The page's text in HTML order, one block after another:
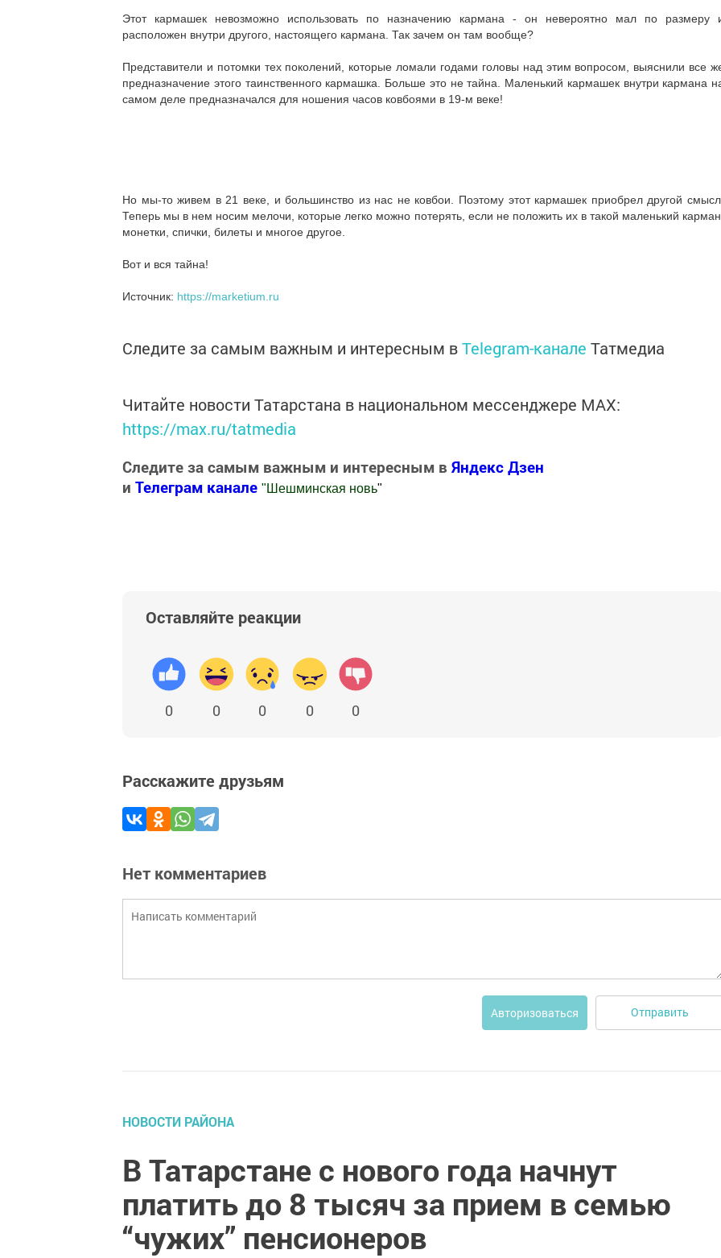
Этот кармашек невозможно использовать по назначению кармана - он невероятно мал по размеру
расположен внутри другого, настоящего кармана. Так зачем он там вообще?
Представители и потомки тех поколений, которые ломали годами головы над этим вопросом, выяснили все
предназначение этого таинственного кармашка. Больше это не тайна. Маленький кармашек внутри кармана
самом деле предназначался для ношения часов ковбоями в 19-м веке!
Но мы-то живем в 21 веке, и большинство из нас не ковбои. Поэтому этот кармашек приобрел другой смысл.
Теперь мы в нем носим мелочи, которые легко можно потерять, если не положить их в такой маленький
монетки, спички, билеты и многое другое.
Вот и вся тайна!
Источник: https://marketium.ru
Следите за самым важным и интересным вTelegram-канале Татмедиа
Читайте новости Татарстана в национальном мессенджере MАХ:
https://max.ru/tatmedia
Следите за самым важным и интересным в Яндекс Дзен
и Телеграм канале " Шешминская новь"
Оставляйте реакции
0 0 0 0 0
Расскажите друзьям
Нет комментариев
Авторизоваться Отправить
НОВОСТИ РАЙОНА
В Татарстане с нового года начнут
платить до 8 тысяч за прием в семью
“чужих” пенсионеров